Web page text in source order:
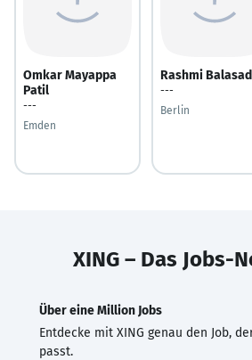
Omkar Mayappa
Patil
---
Emden
Rashmi
---
Berlin
XING – Das Jobs-
Über eine Million Jobs
Entdecke mit XING genau den Job,
passt.